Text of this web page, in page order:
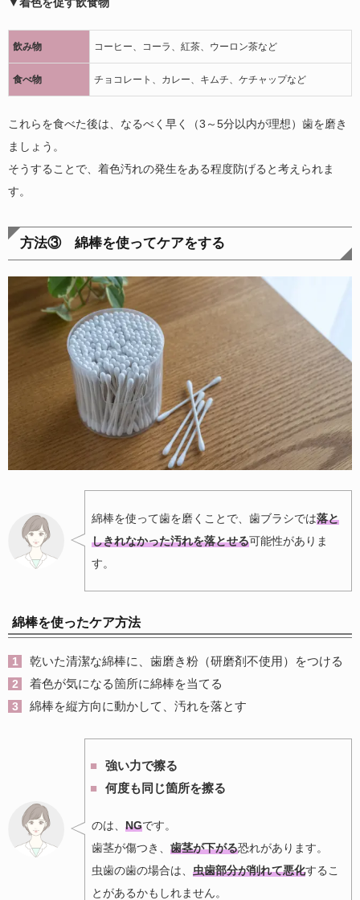
飲み物 コーヒー、コーラ、紅茶、ウーロン茶など
食べ物 チョコレート、カレー、キムチ、ケチャップなど
これらを食べた後は、なるべく早く（3～5分以内が理想）歯を磨き
ましょう。
そうすることで、着色汚れの発生をある程度防げると考えられま
す。
方法③ 綿棒を使ってケアをする
綿棒を使って歯を磨くことで、歯ブラシでは落と
しきれなかった汚れを落とせる可能性がありま
す。
綿棒を使ったケア方法
乾いた清潔な綿棒に、歯磨き粉（研磨剤不使用）をつける
着色が気になる箇所に綿棒を当てる
綿棒を縦方向に動かして、汚れを落とす
強い力で擦る
何度も同じ箇所を擦る
のは、 NGです。
歯茎が傷つき、 歯茎が下がる恐れがあります。
虫歯の歯の場合は、 虫歯部分が削れて悪化するこ
とがあるかもしれません。